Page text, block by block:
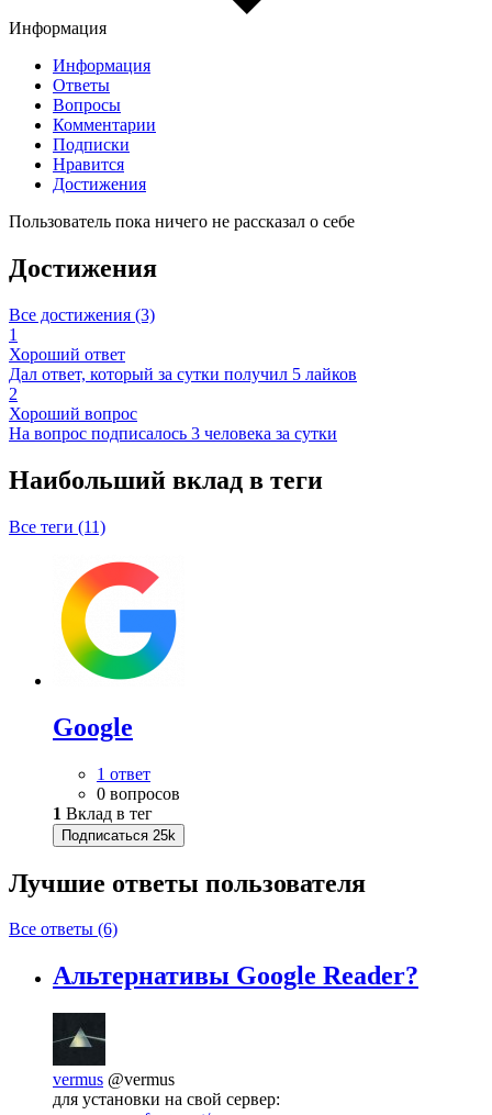
Информация
Информация
Ответы
Вопросы
Комментарии
Подписки
Нравится
Достижения
Пользователь пока ничего не рассказал о себе
Достижения
Все достижения (3)
1
Хороший ответ
Дал ответ, который за сутки получил 5 лайков
2
Хороший вопрос
На вопрос подписалось 3 человека за сутки
Наибольший вклад в теги
Все теги (11)
Google
1 ответ
0 вопросов
1 Вклад в тег
Подписаться 25k
Лучшие ответы пользователя
Все ответы (6)
Альтернативы Google Reader?
vermus @vermus
для установки на свой сервер: